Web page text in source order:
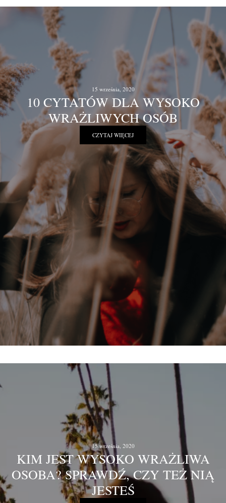
15 września, 2020
10 CYTATÓW DLA WYSOKO
WRAŻLIWYCH OSÓB
CZYTAJ WIĘCEJ
15 września, 2020
KIM JEST WYSOKO WRAŻLIWA
OSOBA? SPRAWDŹ, CZY TEŻ NIĄ
JESTEŚ